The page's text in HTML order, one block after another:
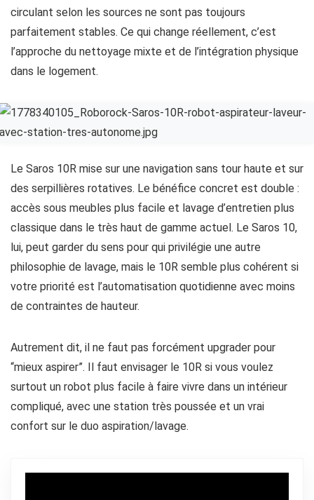
circulant selon les sources ne sont pas toujours
parfaitement stables. Ce qui change réellement, c’est
l’approche du nettoyage mixte et de l’intégration physique
dans le logement.
Le Saros 10R mise sur une navigation sans tour haute et sur
des serpillières rotatives. Le bénéfice concret est double :
accès sous meubles plus facile et lavage d’entretien plus
classique dans le très haut de gamme actuel. Le Saros 10,
lui, peut garder du sens pour qui privilégie une autre
philosophie de lavage, mais le 10R semble plus cohérent si
votre priorité est l’automatisation quotidienne avec moins
de contraintes de hauteur.
Autrement dit, il ne faut pas forcément upgrader pour
“mieux aspirer”. Il faut envisager le 10R si vous voulez
surtout un robot plus facile à faire vivre dans un intérieur
compliqué, avec une station très poussée et un vrai
confort sur le duo aspiration/lavage.